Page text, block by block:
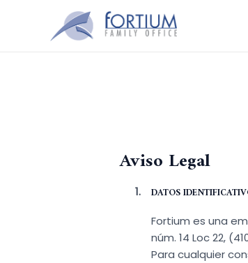
contenido
Aviso Legal
DATOS
Fortium es una
núm. 14 Loc 22,
Para cualquier